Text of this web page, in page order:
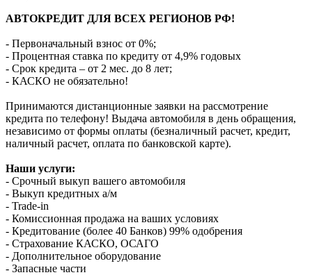
АВТОКРЕДИТ ДЛЯ ВСЕХ РЕГИОНОВ РФ!
- Первоначальный взнос от 0%;
- Процентная ставка по кредиту от 4,9% годовых
- Срок кредита – от 2 мес. до 8 лет;
- КАСКО не обязательно!
Принимаются дистанционные заявки на рассмотрение
кредита по телефону! Выдача автомобиля в день обращения,
независимо от формы оплаты (безналичный расчет, кредит,
наличный расчет, оплата по банковской карте).
Наши услуги:
- Срочный выкуп вашего автомобиля
- Выкуп кредитных а/м
- Trade-in
- Комиссионная продажа на ваших условиях
- Кредитование (более 40 Банков) 99% одобрения
- Страхование КАСКО, ОСАГО
- Дополнительное оборудование
- Запасные части